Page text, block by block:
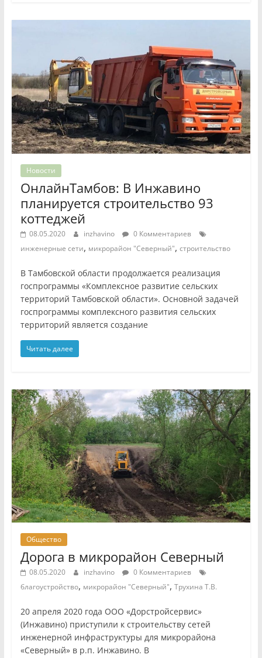
Новости
ОнлайнТамбов: В Инжавино
планируется строительство 93
коттеджей
08.05.2020 inzhavino
0 Комментариев
инженерные сети, микрорайон "Северный", строительство
В Тамбовской области продолжается реализация
госпрограммы «Комплексное развитие сельских
территорий Тамбовской области». Основной задачей
госпрограммы комплексного развития сельских
территорий является создание
Читать далее
Общество
Дорога в микрорайон Северный
08.05.2020 inzhavino
0 Комментариев
благоустройство, микрорайон "Северный", Трухина Т.В.
20 апреля 2020 года ООО «Дорстройсервис»
(Инжавино) приступили к строительству сетей
инженерной инфраструктуры для микрорайона
«Северный» в р.п. Инжавино. В